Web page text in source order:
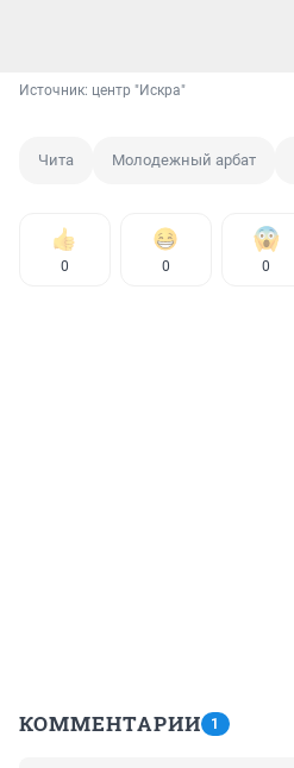
Источник: центр "Искра"
Чита Молодежный арбат
0 0 0
КОММЕНТАРИИ 1